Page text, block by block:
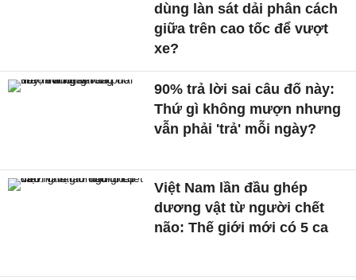
dùng làn sát dải phân cách
giữa trên cao tốc để vượt
xe?
90% trả lời sai câu đố này:
Thứ gì không mượn nhưng
vẫn phải 'trả' mỗi ngày?
Việt Nam lần đầu ghép
dương vật từ người chết
não: Thế giới mới có 5 ca